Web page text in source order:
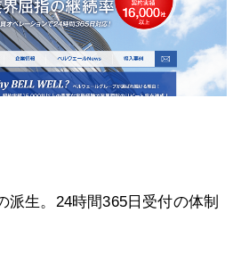
派生。24時間365日受付の体制